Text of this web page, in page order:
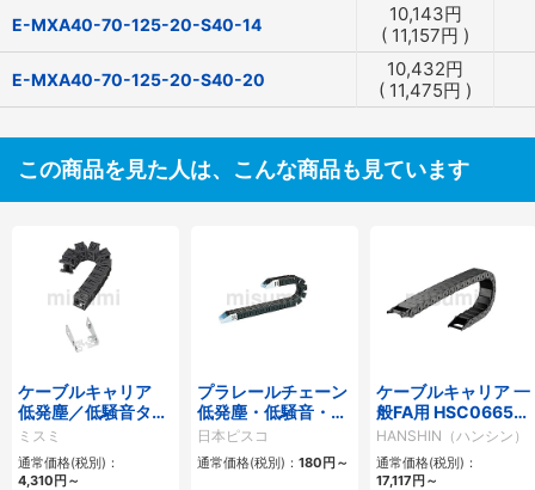
E-MXA40-70-125-20-S40-14 10,143円
( 11,157円 )
E-MXA40-70-125-20-S40-20 10,432円
( 11,475円 )
この商品を見た人は、こんな商品も見ています
ケーブルキャリア
低発塵／低騒音タイ
プ
ミスミ
通常価格(税別)：
4,310 円 ～
プラレールチェーン
低発塵・低騒音・フ
ラップ開閉・ヒンジ
連結タイプ SCシリ
ーズ
日本ピスコ
通常価格(税別)： 180 円 ～
ケーブルキャリア 一
般FA用 HSC0665シ
リーズ
HANSHIN（ハンシン）
通常価格(税別)：
17,117 円 ～